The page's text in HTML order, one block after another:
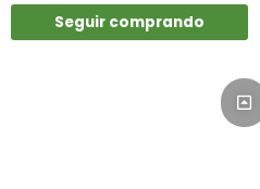
Seguir comprando